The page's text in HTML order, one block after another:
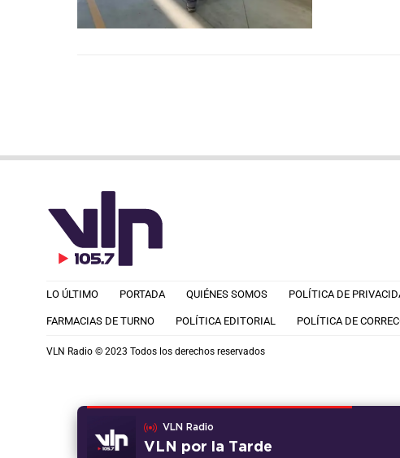
VLN Radio
VLN por la Tarde
LO ÚLTIMO PORTADA QUIÉNES SOMOS POLÍTICA DE
FARMACIAS DE TURNO POLÍTICA EDITORIAL POLÍTICA DE
VLN Radio © 2023 Todos los derechos reservados